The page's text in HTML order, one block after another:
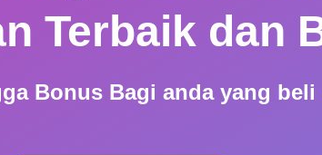
Terbaik dan
Bonus Bagi anda yang